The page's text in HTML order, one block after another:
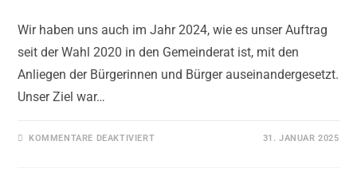
Wir haben uns auch im Jahr 2024, wie es unser Auftrag
seit der Wahl 2020 in den Gemeinderat ist, mit den
Anliegen der Bürgerinnen und Bürger auseinandergesetzt.
Unser Ziel war…
KOMMENTARE DEAKTIVIERT 31. JANUAR 2025